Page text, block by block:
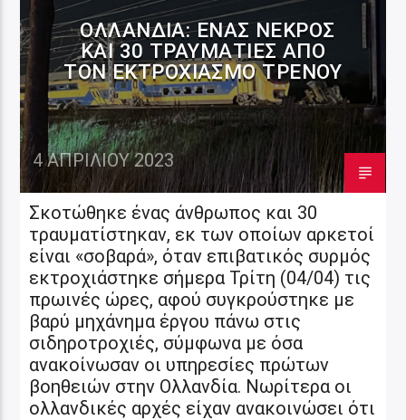
ΟΛΛΑΝΔΊΑ: ΈΝΑΣ ΝΕΚΡΌΣ
ΚΑΙ 30 ΤΡΑΥΜΑΤΊΕΣ ΑΠΌ
ΤΟΝ ΕΚΤΡΟΧΙΑΣΜΌ ΤΡΈΝΟΥ
4 ΑΠΡΙΛΊΟΥ 2023
Σκοτώθηκε ένας άνθρωπος και 30
τραυματίστηκαν, εκ των οποίων αρκετοί
είναι «σοβαρά», όταν επιβατικός συρμός
εκτροχιάστηκε σήμερα Τρίτη (04/04) τις
πρωινές ώρες, αφού συγκρούστηκε με
βαρύ μηχάνημα έργου πάνω στις
σιδηροτροχιές, σύμφωνα με όσα
ανακοίνωσαν οι υπηρεσίες πρώτων
βοηθειών στην Ολλανδία. Νωρίτερα οι
ολλανδικές αρχές είχαν ανακοινώσει ότι